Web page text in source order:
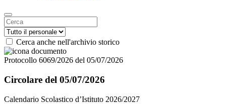
Cerca anche nell'archivio storico
Protocollo 6069/2026 del 05/07/2026
Circolare del 05/07/2026
Calendario Scolastico d’Istituto 2026/2027